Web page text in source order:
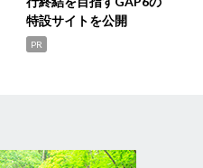
特設サイトを公開
PR